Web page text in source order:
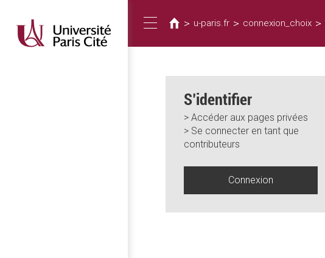
contenu
principal
Toggle
navigation
êtes
ici
> u-paris.fr > connexion_choix >
S’identifier
> Accéder aux pages privées
> Se connecter en tant que
contributeurs
Connexion